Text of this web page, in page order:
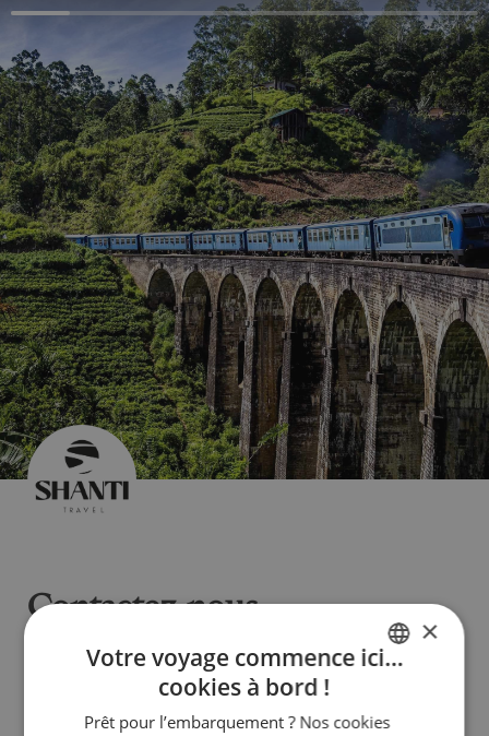
Contactez-nous
ENGLISH
×
Votre voyage commence ici…
cookies à bord !
Prêt pour l’embarquement ? Nos cookies